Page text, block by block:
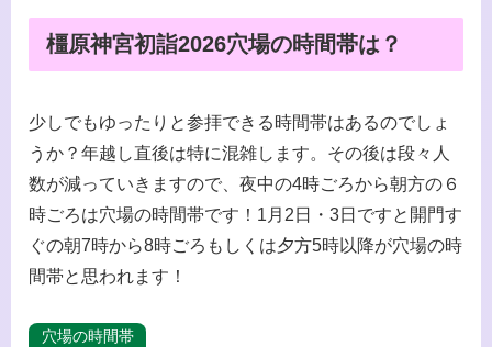
橿原神宮初詣2026穴場の時間帯は？
少しでもゆったりと参拝できる時間帯はあるのでしょ
うか？年越し直後は特に混雑します。その後は段々人
数が減っていきますので、夜中の4時ごろから朝方の６
時ごろは穴場の時間帯です！1月2日・3日ですと開門す
ぐの朝7時から8時ごろもしくは夕方5時以降が穴場の時
間帯と思われます！
穴場の時間帯